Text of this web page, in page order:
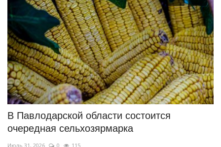
В Павлодарской области состоится
очередная сельхозярмарка
Июль 31, 2026 0 115